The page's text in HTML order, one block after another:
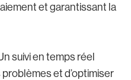
et garantissant la
suivi en temps réel
et d’optimiser